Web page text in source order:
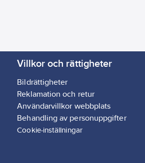
Villkor och rättigheter
Bildrättigheter
Reklamation och retur
Användarvillkor webbplats
Behandling av personuppgifter
Cookie-inställningar